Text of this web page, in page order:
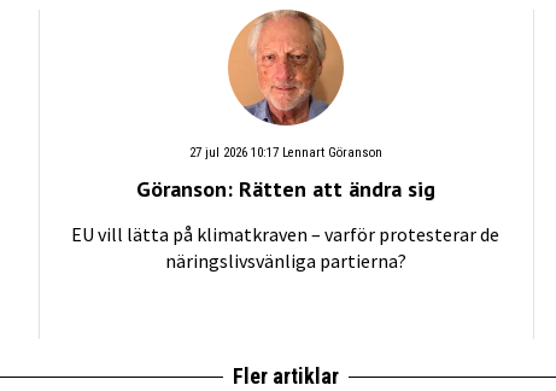
27 jul 2026 10:17 Lennart Göranson
Göranson: Rätten att ändra sig
EU vill lätta på klimatkraven – varför protesterar de
näringslivsvänliga partierna?
Fler artiklar